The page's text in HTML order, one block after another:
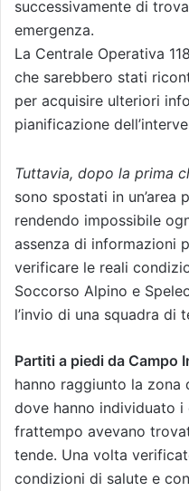
successivamente di
emergenza.
La Centrale Operativa
che sarebbero stati
per acquisire ulteriori
pianificazione
Tuttavia, dopo la prima
sono spostati in
rendendo impossibile
assenza di informazioni
verificare le reali
Soccorso Alpino e
l’invio di una squadra di
Partiti a piedi da Campo
hanno raggiunto la zona
dove hanno individuato i
frattempo avevano
tende. Una volta
condizioni di salute e